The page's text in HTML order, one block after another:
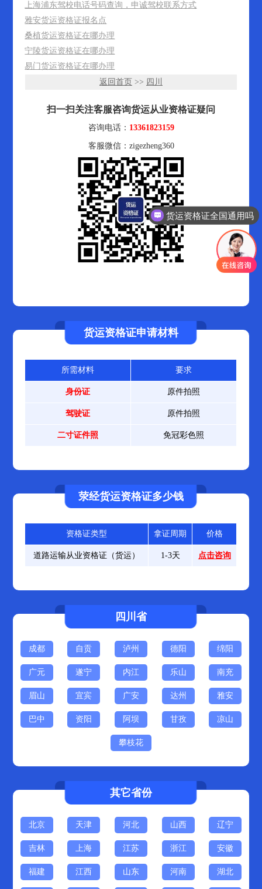
上海浦东驾校电话号码查询，申诚驾校联系方式
雅安货运资格证报名点
桑植货运资格证在哪办理
宁陵货运资格证在哪办理
易门货运资格证在哪办理
返回首页 >> 四川
扫一扫关注客服咨询货运从业资格证疑问
咨询电话： 13361823159
客服微信：zigezheng360
货运资格证申请材料
所需材料 要求
身份证 原件拍照
驾驶证 原件拍照
二寸证件照 免冠彩色照
荥经货运资格证多少钱
资格证类型 拿证周期 价格
道路运输从业资格证（货运） 1-3天 点击咨询
四川省
成都 自贡 泸州 德阳 绵阳
广元 遂宁 内江 乐山 南充
眉山 宜宾 广安 达州 雅安
巴中 资阳 阿坝 甘孜 凉山
攀枝花
其它省份
北京 天津 河北 山西 辽宁
吉林 上海 江苏 浙江 安徽
福建 江西 山东 河南 湖北
货运资格证全国通用吗